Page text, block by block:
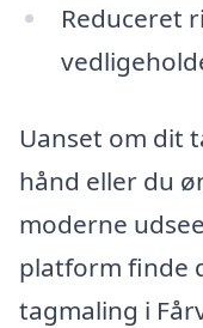
Reduceret
Uanset om dit
hånd eller du
moderne
platform finde
tagmaling i